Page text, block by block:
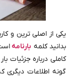
یکی از اصلی ترین و
بدانید کلمه بارنامه
کاملی درباره جزئیات
گونه اطلاعات